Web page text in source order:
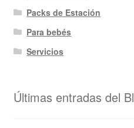
Packs de Estación
Para bebés
Servicios
Últimas entradas del